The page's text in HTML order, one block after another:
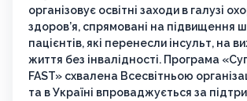
організовує освітні заходи в галузі
здоров’я, спрямовані на підвищення
пацієнтів, які перенесли інсульт, на
життя без інвалідності. Програма
FAST» схвалена Всесвітньою
та в Україні впроваджується за